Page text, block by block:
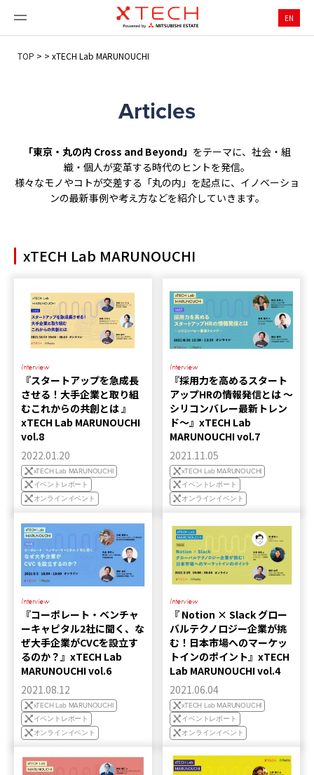
EN
TOP > > xTECH Lab MARUNOUCHI
Articles
「東京・丸の内 Cross and Beyond」 をテーマに、社会・組
織・個人が変革する時代のヒントを発信。
様々なモノやコトが交差する「丸の内」を起点に、イノベーショ
ンの最新事例や考え方などを紹介していきます。
xTECH Lab MARUNOUCHI
Interview
『スタートアップを急成長
させる！大手企業と取り組
むこれからの共創とは 』
xTECH Lab MARUNOUCHI
vol.8
2022.01.20
xTECH Lab MARUNOUCHI
イベントレポート
オンラインイベント
Interview
『採用力を高めるスタート
アップHRの情報発信とは 〜
シリコンバレー最新トレン
ド〜』xTECH Lab
MARUNOUCHI vol.7
2021.11.05
xTECH Lab MARUNOUCHI
イベントレポート
オンラインイベント
Interview
『コーポレート・ベンチャ
ーキャピタル2社に聞く、な
ぜ大手企業がCVCを設立す
るのか？』xTECH Lab
MARUNOUCHI vol.6
2021.08.12
xTECH Lab MARUNOUCHI
イベントレポート
オンラインイベント
Interview
『 Notion × Slack グロー
バルテクノロジー企業が挑
む！日本市場へのマーケッ
トインのポイント』xTECH
Lab MARUNOUCHI vol.4
2021.06.04
xTECH Lab MARUNOUCHI
イベントレポート
オンラインイベント